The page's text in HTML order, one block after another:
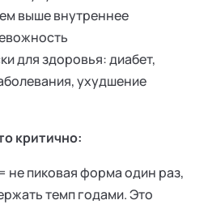
выше внутреннее
для здоровья: диабет,
ухудшение
критично:
не пиковая форма один раз,
темп годами. Это